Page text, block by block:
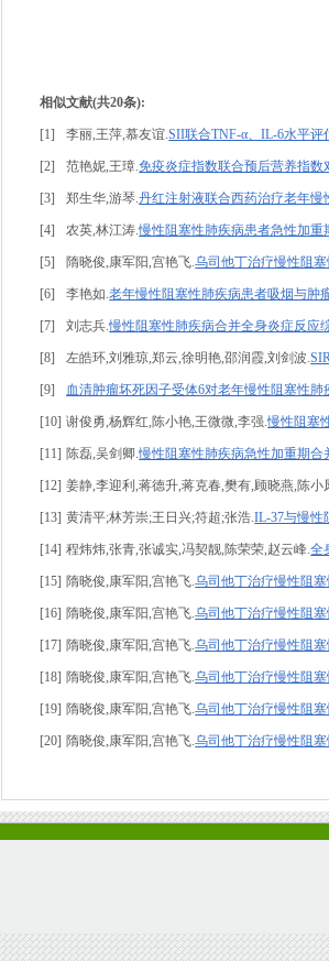
相似文献(共20条):
[1] 李丽,王萍,慕友谊.SII联合TNF-α、IL-6水平
[2] 范艳妮,王璋.免疫炎症指数联合预后营养指
[3] 郑生华,游琴.丹红注射液联合西药治疗老年
[4] 农英,林江涛.慢性阻塞性肺疾病患者急性加
[5] 隋晓俊,康军阳,宫艳飞.乌司他丁治疗慢性阻
[6] 李艳如.老年慢性阻塞性肺疾病患者吸烟与肿
[7] 刘志兵.慢性阻塞性肺疾病合并全身炎症反应
[8] 左皓环,刘雅琼,郑云,徐明艳,邵润霞,刘剑波.
[9] 血清肿瘤坏死因子受体6对老年慢性阻塞性
[10] 谢俊勇,杨辉红,陈小艳,王微微,李强.慢性阻塞
[11] 陈磊,吴剑卿.慢性阻塞性肺疾病急性加重期
[12] 姜静,李迎利,蒋德升,蒋克春,樊有,顾晓燕,陈小
[13] 黄清平;林芳崇;王日兴;符超;张浩.IL-37与慢性
[14] 程炜炜,张青,张诚实,冯契靓,陈荣荣,赵云峰.全
[15] 隋晓俊,康军阳,宫艳飞.乌司他丁治疗慢性阻
[16] 隋晓俊,康军阳,宫艳飞.乌司他丁治疗慢性阻
[17] 隋晓俊,康军阳,宫艳飞.乌司他丁治疗慢性阻
[18] 隋晓俊,康军阳,宫艳飞.乌司他丁治疗慢性阻
[19] 隋晓俊,康军阳,宫艳飞.乌司他丁治疗慢性阻
[20] 隋晓俊,康军阳,宫艳飞.乌司他丁治疗慢性阻